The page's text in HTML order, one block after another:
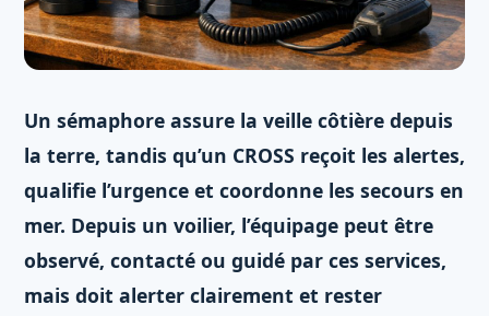
Un sémaphore assure la veille côtière depuis
la terre, tandis qu’un CROSS reçoit les alertes,
qualifie l’urgence et coordonne les secours en
mer. Depuis un voilier, l’équipage peut être
observé, contacté ou guidé par ces services,
mais doit alerter clairement et rester